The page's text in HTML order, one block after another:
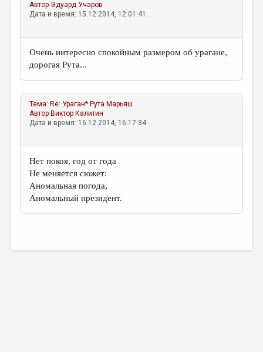
Автор Эдуард Учаров
Дата и время: 15.12.2014, 12:01:41
Очень интересно спокойным размером об урагане,
дорогая Рута...
Тема: Re: Ураган* Рута Марьяш
Автор Виктор Калитин
Дата и время: 16.12.2014, 16:17:34
Нет покоя, год от года
Не меняется сюжет:
Аномальная погода,
Аномальный президент.